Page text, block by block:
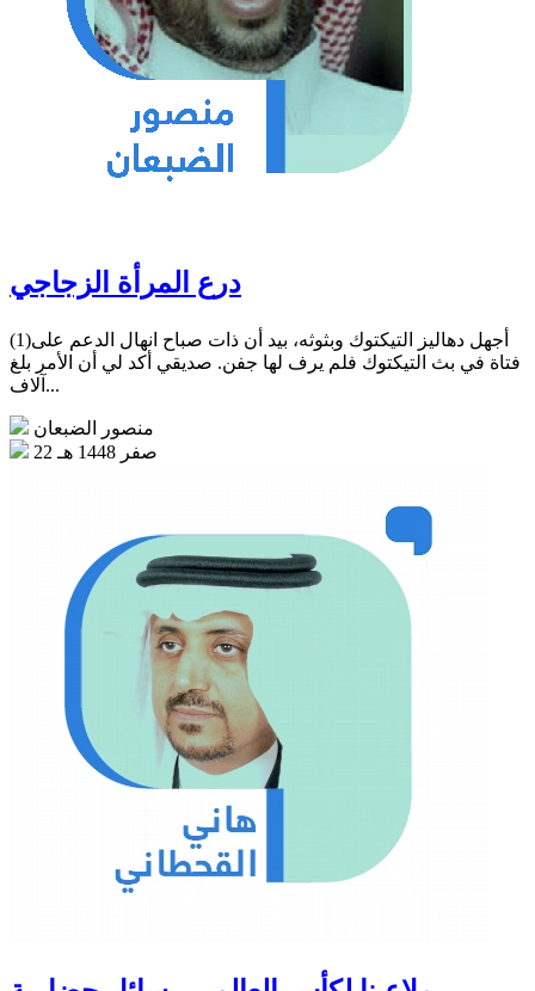
درع المرأة الزجاجي
(1)أجهل دهاليز التيكتوك وبثوثه، بيد أن ذات صباح انهال الدعم على
فتاة في بث التيكتوك فلم يرف لها جفن. صديقي أكد لي أن الأمر بلغ
آلاف...
منصور الضبعان
22 صفر 1448 هـ